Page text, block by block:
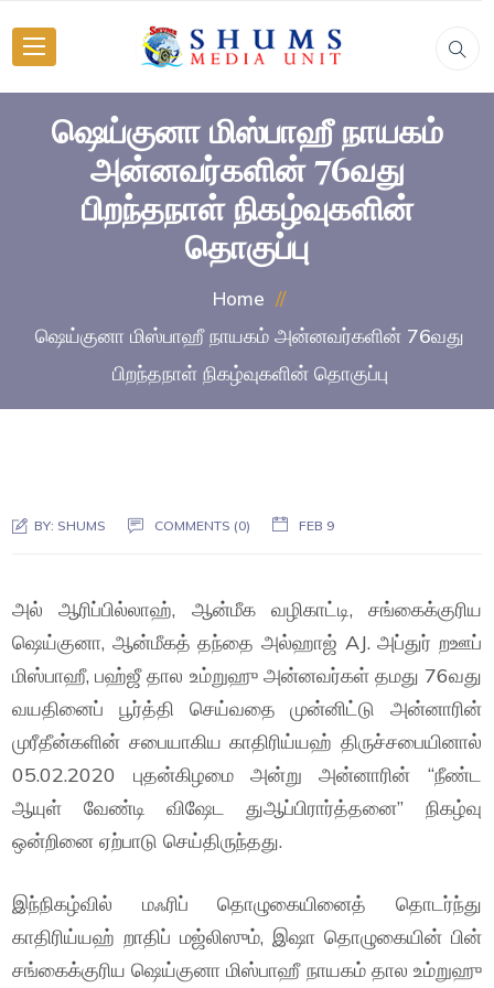
ஷெய்குனா மிஸ்பாஹீ நாயகம்
அன்னவர்களின் 76வது
பிறந்தநாள் நிகழ்வுகளின்
தொகுப்பு
Home
ஷெய்குனா மிஸ்பாஹீ நாயகம் அன்னவர்களின் 76வது
பிறந்தநாள் நிகழ்வுகளின் தொகுப்பு
BY: SHUMS COMMENTS (0) FEB 9
அல் ஆரிப்பில்லாஹ், ஆன்மீக வழிகாட்டி, சங்கைக்குரிய
ஷெய்குனா, ஆன்மீகத் தந்தை அல்ஹாஜ் AJ. அப்துர் றஊப்
மிஸ்பாஹீ, பஹ்ஜீ தால உம்றுஹு அன்னவர்கள் தமது 76வது
வயதினைப் பூர்த்தி செய்வதை முன்னிட்டு அன்னாரின்
முரீதீன்களின் சபையாகிய காதிரிய்யஹ் திருச்சபையினால்
05.02.2020 புதன்கிழமை அன்று அன்னாரின் “நீண்ட
ஆயுள் வேண்டி விஷேட துஆப்பிரார்த்தனை” நிகழ்வு
ஒன்றினை ஏற்பாடு செய்திருந்தது.
இந்நிகழ்வில் மஃரிப் தொழுகையினைத் தொடர்ந்து
காதிரிய்யஹ் றாதிப் மஜ்லிஸும், இஷா தொழுகையின் பின்
சங்கைக்குரிய ஷெய்குனா மிஸ்பாஹீ நாயகம் தால உம்றுஹு